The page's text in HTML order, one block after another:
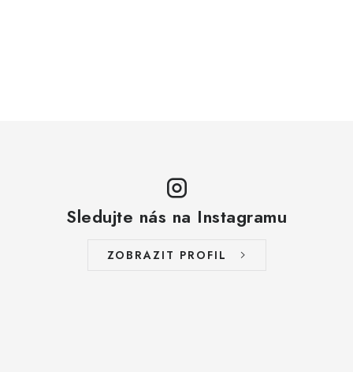
Sledujte nás na Instagramu
ZOBRAZIT PROFIL